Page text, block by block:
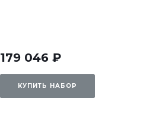
179 046 ₽
КУПИТЬ НАБОР